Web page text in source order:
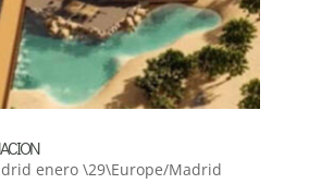
enero \29\Europe/Madrid